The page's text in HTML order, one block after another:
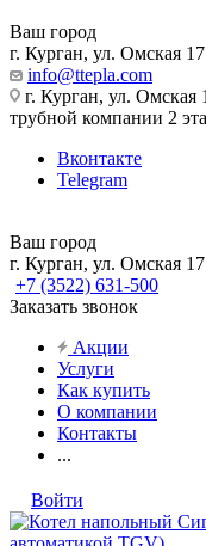
Ваш город
г. Курган, ул. Омская
info@ttepla.com
г. Курган, ул. Омская
трубной компании 2
Вконтакте
Telegram
Ваш город
г. Курган, ул. Омская
+7 (3522) 631-500
Заказать звонок
Акции
Услуги
Как купить
О компании
Контакты
...
Войти